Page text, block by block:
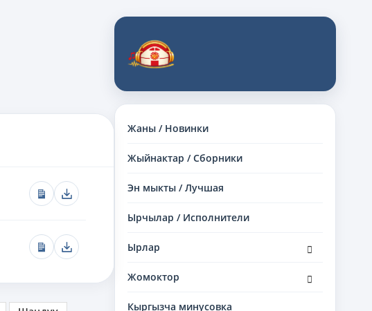
Жаны / Новинки
Жыйнактар / Сборники
Эн мыкты / Лучшая
Ырчылар / Исполнители
Ырлар
дочернее
Жомоктор
дочернее
Кыргызча минусовка